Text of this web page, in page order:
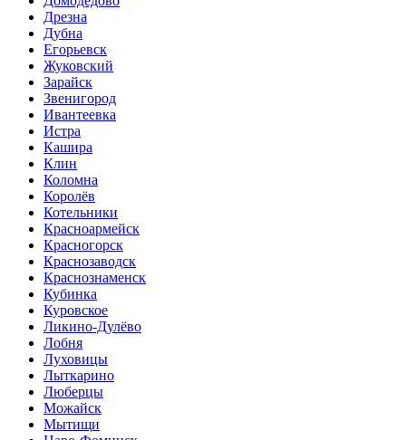
Дрезна
Дубна
Егорьевск
Жуковский
Зарайск
Звенигород
Ивантеевка
Истра
Кашира
Клин
Коломна
Королёв
Котельники
Красноармейск
Красногорск
Краснозаводск
Краснознаменск
Кубинка
Куровское
Ликино-Дулёво
Лобня
Луховицы
Лыткарино
Люберцы
Можайск
Мытищи